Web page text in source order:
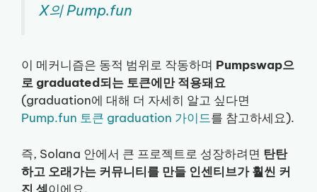
X의 Pump.fun
이 메커니즘은 동적 범위로 작동하며 Pumpswap으
로 graduated되는 토큰에만 적용돼요
(graduation에 대해 더 자세히 알고 싶다면
Pump.fun 토큰 graduation 가이드를 참고하세요).
즉, Solana 안에서 큰 프로젝트로 성장하려면 탄탄
하고 오래가는 커뮤니티를 만들 인센티브가 훨씬 커